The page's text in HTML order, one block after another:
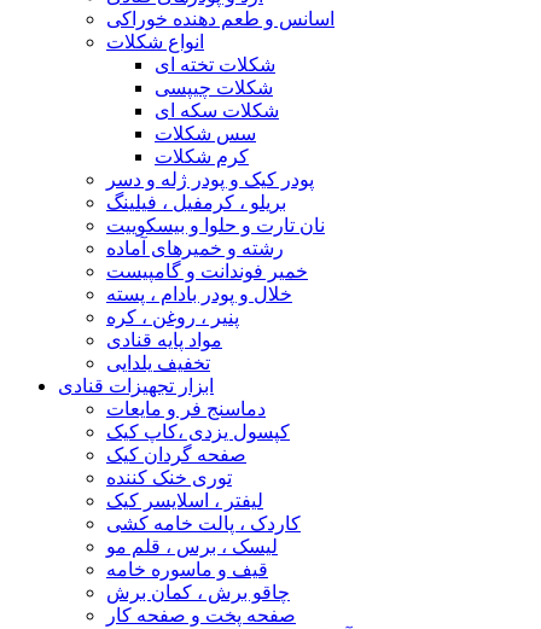
اسانس و طعم دهنده خوراکی
انواع شکلات
شکلات تخته ای
شکلات چیپسی
شکلات سکه ای
سس شکلات
کرم شکلات
پودر کیک و پودر ژله و دسر
بریلو ، کرمفیل ، فیلینگ
نان تارت و حلوا و بیسکوییت
رشته و خمیرهای آماده
خمیر فوندانت و گامپیست
خلال و پودر بادام ، پسته
پنیر ، روغن ، کره
مواد پایه قنادی
تخفیف یلدایی
ابزار تجهیزات قنادی
دماسنج فر و مایعات
کپسول یزدی ،کاپ کیک
صفحه گردان کیک
توری خنک کننده
لیفتر ، اسلایسر کیک
کاردک ، پالت خامه کشی
لیسک ، برس ، قلم مو
قیف و ماسوره خامه
چاقو برش ، کمان برش
صفحه پخت و صفحه کار